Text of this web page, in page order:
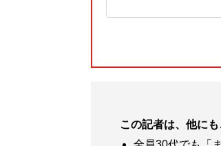
この記者は、他に